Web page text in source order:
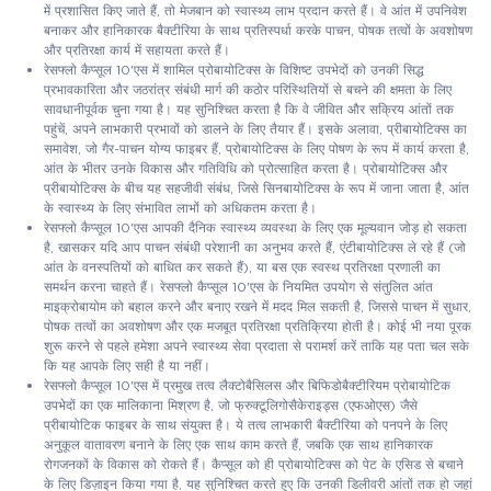
में प्रशासित किए जाते हैं, तो मेजबान को स्वास्थ्य लाभ प्रदान करते हैं। वे आंत में उपनिवेश
बनाकर और हानिकारक बैक्टीरिया के साथ प्रतिस्पर्धा करके पाचन, पोषक तत्वों के अवशोषण
और प्रतिरक्षा कार्य में सहायता करते हैं।
रेसफ्लो कैप्सूल 10'एस में शामिल प्रोबायोटिक्स के विशिष्ट उपभेदों को उनकी सिद्ध
प्रभावकारिता और जठरांत्र संबंधी मार्ग की कठोर परिस्थितियों से बचने की क्षमता के लिए
सावधानीपूर्वक चुना गया है। यह सुनिश्चित करता है कि वे जीवित और सक्रिय आंतों तक
पहुंचें, अपने लाभकारी प्रभावों को डालने के लिए तैयार हैं। इसके अलावा, प्रीबायोटिक्स का
समावेश, जो गैर-पाचन योग्य फाइबर हैं, प्रोबायोटिक्स के लिए पोषण के रूप में कार्य करता है,
आंत के भीतर उनके विकास और गतिविधि को प्रोत्साहित करता है। प्रोबायोटिक्स और
प्रीबायोटिक्स के बीच यह सहजीवी संबंध, जिसे सिनबायोटिक्स के रूप में जाना जाता है, आंत
के स्वास्थ्य के लिए संभावित लाभों को अधिकतम करता है।
रेसफ्लो कैप्सूल 10'एस आपकी दैनिक स्वास्थ्य व्यवस्था के लिए एक मूल्यवान जोड़ हो सकता
है, खासकर यदि आप पाचन संबंधी परेशानी का अनुभव करते हैं, एंटीबायोटिक्स ले रहे हैं (जो
आंत के वनस्पतियों को बाधित कर सकते हैं), या बस एक स्वस्थ प्रतिरक्षा प्रणाली का
समर्थन करना चाहते हैं। रेसफ्लो कैप्सूल 10'एस के नियमित उपयोग से संतुलित आंत
माइक्रोबायोम को बहाल करने और बनाए रखने में मदद मिल सकती है, जिससे पाचन में सुधार,
पोषक तत्वों का अवशोषण और एक मजबूत प्रतिरक्षा प्रतिक्रिया होती है। कोई भी नया पूरक
शुरू करने से पहले हमेशा अपने स्वास्थ्य सेवा प्रदाता से परामर्श करें ताकि यह पता चल सके
कि यह आपके लिए सही है या नहीं।
रेसफ्लो कैप्सूल 10'एस में प्रमुख तत्व लैक्टोबैसिलस और बिफिडोबैक्टीरियम प्रोबायोटिक
उपभेदों का एक मालिकाना मिश्रण है, जो फ्रुक्टूलिगोसैकेराइड्स (एफओएस) जैसे
प्रीबायोटिक फाइबर के साथ संयुक्त है। ये तत्व लाभकारी बैक्टीरिया को पनपने के लिए
अनुकूल वातावरण बनाने के लिए एक साथ काम करते हैं, जबकि एक साथ हानिकारक
रोगजनकों के विकास को रोकते हैं। कैप्सूल को ही प्रोबायोटिक्स को पेट के एसिड से बचाने
के लिए डिज़ाइन किया गया है, यह सुनिश्चित करते हुए कि उनकी डिलीवरी आंतों तक हो जहां